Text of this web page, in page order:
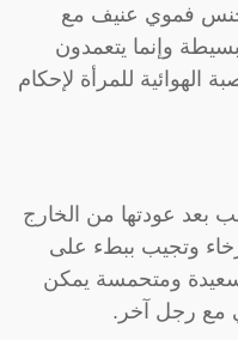
فموي عنيف مع
وإنما يتعمدون
الهوائية للمرأة لإحكام
بعد عودتها من الخارج
وتجيب ببطء على
سعيدة ومتحمسة يمكن
مع رجل آخر.